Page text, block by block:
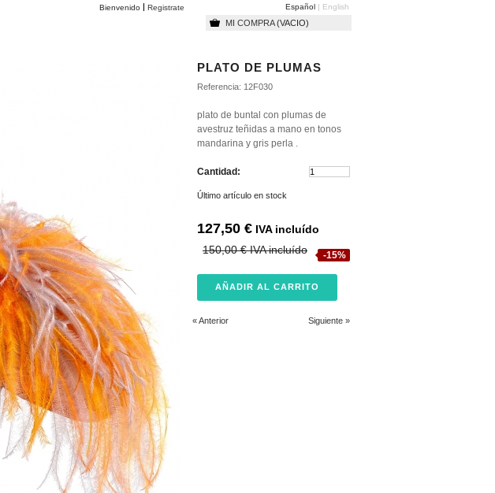
English
Español
MI COMPRA (VACIO)
Bienvenido Registrate
PLATO DE PLUMAS
Referencia: 12F030
plato de buntal con plumas de
avestruz teñidas a mano en tonos
mandarina y gris perla .
Cantidad:
Último artículo en stock
127,50 € IVA incluído
-15%
150,00 €IVA incluído
« Anterior Siguiente »